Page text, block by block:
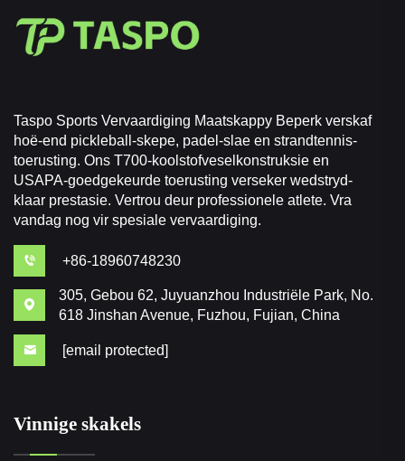
Taspo Sports Vervaardiging Maatskappy Beperk verskaf
hoë-end pickleball-skepe, padel-slae en strandtennis-
toerusting. Ons T700-koolstofveselkonstruksie en
USAPA-goedgekeurde toerusting verseker wedstryd-
klaar prestasie. Vertrou deur professionele atlete. Vra
vandag nog vir spesiale vervaardiging.
+86-18960748230
305, Gebou 62, Juyuanzhou Industriële Park, No.
618 Jinshan Avenue, Fuzhou, Fujian, China
[email protected]
Vinnige skakels